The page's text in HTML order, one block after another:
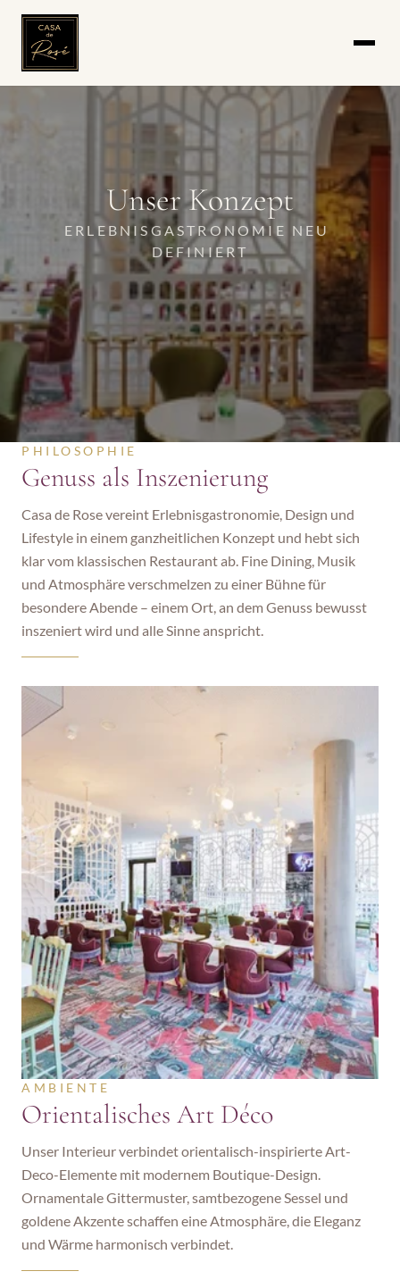
Unser Konzept
ERLEBNISGASTRONOMIE NEU
DEFINIERT
PHILOSOPHIE
Genuss als Inszenierung
Casa de Rose vereint Erlebnisgastronomie, Design und
Lifestyle in einem ganzheitlichen Konzept und hebt sich
klar vom klassischen Restaurant ab. Fine Dining, Musik
und Atmosphäre verschmelzen zu einer Bühne für
besondere Abende – einem Ort, an dem Genuss bewusst
inszeniert wird und alle Sinne anspricht.
AMBIENTE
Orientalisches Art Déco
Unser Interieur verbindet orientalisch-inspirierte Art-
Deco-Elemente mit modernem Boutique-Design.
Ornamentale Gittermuster, samtbezogene Sessel und
goldene Akzente schaffen eine Atmosphäre, die Eleganz
und Wärme harmonisch verbindet.